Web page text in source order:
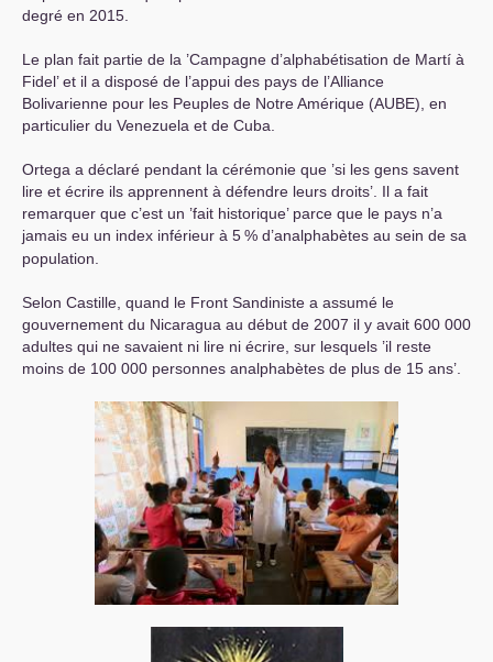
degré en 2015.
Le plan fait partie de la ’Campagne d’alphabétisation de Martí à
Fidel’ et il a disposé de l’appui des pays de l’Alliance
Bolivarienne pour les Peuples de Notre Amérique (AUBE), en
particulier du Venezuela et de Cuba.
Ortega a déclaré pendant la cérémonie que ’si les gens savent
lire et écrire ils apprennent à défendre leurs droits’. Il a fait
remarquer que c’est un ’fait historique’ parce que le pays n’a
jamais eu un index inférieur à 5% d’analphabètes au sein de sa
population.
Selon Castille, quand le Front Sandiniste a assumé le
gouvernement du Nicaragua au début de 2007 il y avait 600 000
adultes qui ne savaient ni lire ni écrire, sur lesquels ’il reste
moins de 100 000 personnes analphabètes de plus de 15 ans’.